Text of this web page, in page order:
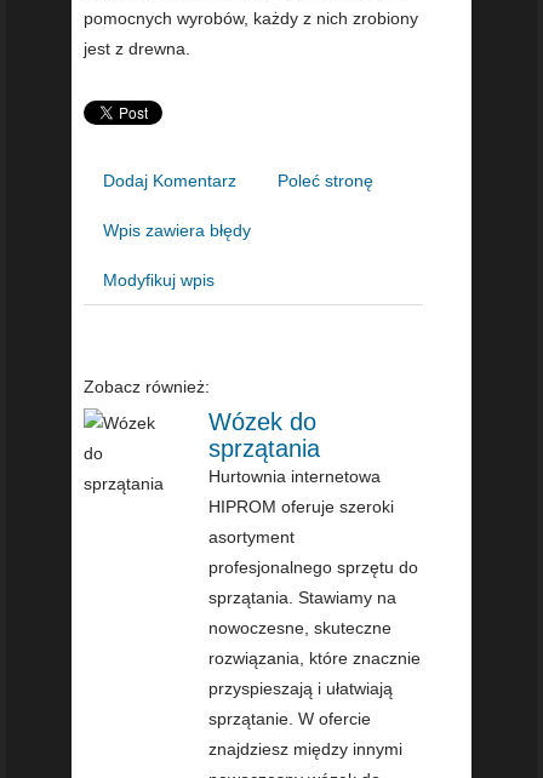
pomocnych wyrobów, każdy z nich zrobiony
jest z drewna.
Dodaj Komentarz Poleć stronę
Wpis zawiera błędy
Modyfikuj wpis
Zobacz również:
Wózek do
sprzątania
Hurtownia internetowa
HIPROM oferuje szeroki
asortyment
profesjonalnego sprzętu do
sprzątania. Stawiamy na
nowoczesne, skuteczne
rozwiązania, które znacznie
przyspieszają i ułatwiają
sprzątanie. W ofercie
znajdziesz między innymi